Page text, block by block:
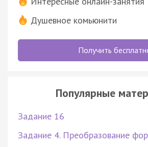
Душевное комьюнити
Получить
Популярные
Задание 16
Задание 4. Преобразование